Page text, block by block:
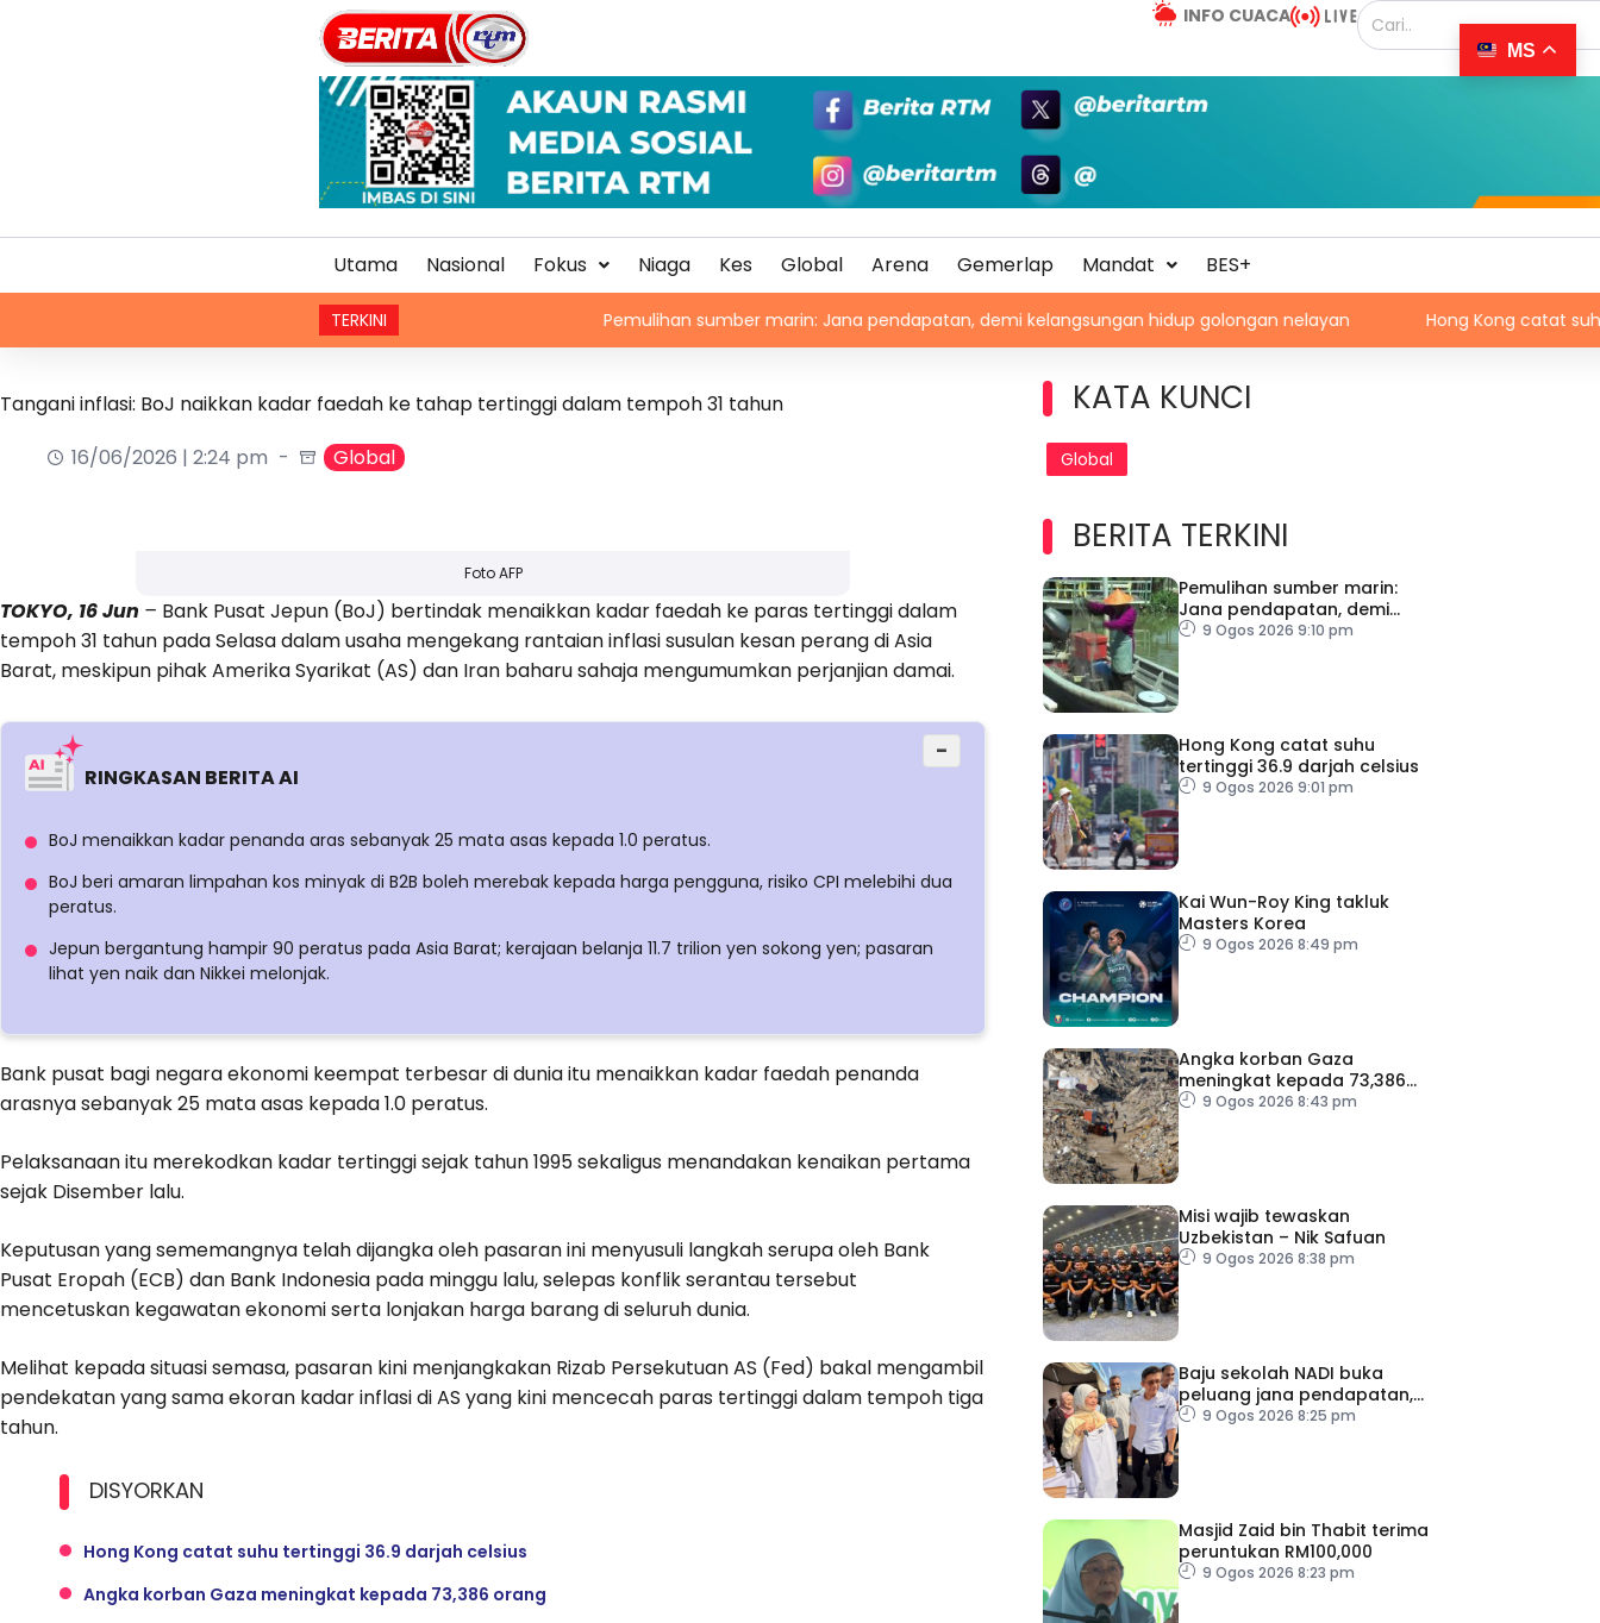
INFO CUACA
Utama Nasional Fokus Niaga Kes Global Arena Gemerlap Mandat BES+
TERKINI Pemulihan sumber marin: Jana pendapatan, demi kelangsungan hidup golongan nelayan Hong Kong catat suhu tertinggi
Tangani inflasi: BoJ naikkan kadar faedah ke tahap tertinggi dalam tempoh 31 tahun
16/06/2026 | 2:24 pm
Global
Foto AFP
TOKYO, 16 Jun – Bank Pusat Jepun (BoJ) bertindak menaikkan kadar faedah ke paras tertinggi dalam
tempoh 31 tahun pada Selasa dalam usaha mengekang rantaian inflasi susulan kesan perang di Asia
Barat, meskipun pihak Amerika Syarikat (AS) dan Iran baharu sahaja mengumumkan perjanjian damai.
RINGKASAN BERITA AI
−
BoJ menaikkan kadar penanda aras sebanyak 25 mata asas kepada 1.0 peratus.
BoJ beri amaran limpahan kos minyak di B2B boleh merebak kepada harga pengguna, risiko CPI melebihi dua
peratus.
Jepun bergantung hampir 90 peratus pada Asia Barat; kerajaan belanja 11.7 trilion yen sokong yen; pasaran
lihat yen naik dan Nikkei melonjak.
Bank pusat bagi negara ekonomi keempat terbesar di dunia itu menaikkan kadar faedah penanda
arasnya sebanyak 25 mata asas kepada 1.0 peratus.
Pelaksanaan itu merekodkan kadar tertinggi sejak tahun 1995 sekaligus menandakan kenaikan pertama
sejak Disember lalu.
Keputusan yang sememangnya telah dijangka oleh pasaran ini menyusuli langkah serupa oleh Bank
Pusat Eropah (ECB) dan Bank Indonesia pada minggu lalu, selepas konflik serantau tersebut
mencetuskan kegawatan ekonomi serta lonjakan harga barang di seluruh dunia.
Melihat kepada situasi semasa, pasaran kini menjangkakan Rizab Persekutuan AS (Fed) bakal mengambil
pendekatan yang sama ekoran kadar inflasi di AS yang kini mencecah paras tertinggi dalam tempoh tiga
tahun.
DISYORKAN
Hong Kong catat suhu tertinggi 36.9 darjah celsius
Angka korban Gaza meningkat kepada 73,386 orang
KATA KUNCI
Global
BERITA TERKINI
Pemulihan sumber marin:
Jana pendapatan, demi
kelangsungan hidup
9 Ogos 2026 9:10 pm
Hong Kong catat suhu
tertinggi 36.9 darjah celsius
9 Ogos 2026 9:01 pm
Kai Wun-Roy King takluk
Masters Korea
9 Ogos 2026 8:49 pm
Angka korban Gaza
meningkat kepada 73,386
orang
9 Ogos 2026 8:43 pm
Misi wajib tewaskan
Uzbekistan – Nik Safuan
9 Ogos 2026 8:38 pm
Baju sekolah NADI buka
peluang jana pendapatan,
bantu keluarga berjimat –
9 Ogos 2026 8:25 pm
Masjid Zaid bin Thabit terima
peruntukan RM100,000
9 Ogos 2026 8:23 pm
MS